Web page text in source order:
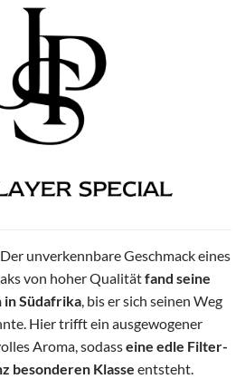
unverkennbare Geschmack eines
von hoher Qualitätfand seine
Südafrika, bis er sich seinen Weg
Hier trifft ein ausgewogener
Aroma, sodasseine edle Filter-
besonderen Klasse entsteht.